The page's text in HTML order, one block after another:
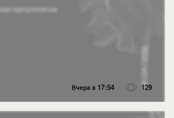
Вчера в 17:54 129